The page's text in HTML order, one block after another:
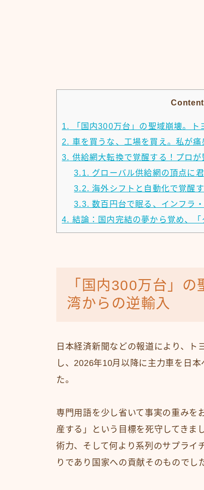
1.
「国内300万台」の聖域崩壊。
2. 車を買うな、工場を買え。私が
3. 供給網大転換で覚醒する！プロ
3.1. グローバル供給網の頂点に
3.2. 海外シフトと自動化で覚醒
3.3. 数百円台で眠る、インフラ
4. 結論：国内完結の夢から覚め、
「国内300万台」
湾からの逆輸入
日本経済新聞などの報道により、
し、2026年10月以降に主力車を日
た。
専門用語を少し省いて事実の重みを
産する」という目標を死守してきま
術力、そして何より系列のサプライ
りであり国家への貢献そのものでし